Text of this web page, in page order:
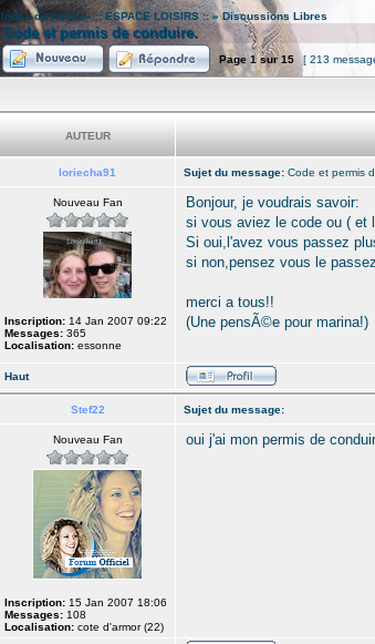
Index du forum » :: ESPACE LOISIRS ::»Discussions Libres
Code et permis de conduire.
Page1sur15 [ 213
AUTEUR
loriecha91 Sujet du message: Code et permis
Nouveau Fan
Inscription: 14 Jan 2007 09:22
Messages: 365
Localisation: essonne
Bonjour, je voudrais savoir:
si vous aviez le code ou ( et
Si oui,l'avez vous passez
si non,pensez vous le
merci a tous!!
(Une pensÃ©e pour marina!)
Haut
Stef22 Sujet du message:
Nouveau Fan
Inscription: 15 Jan 2007 18:06
Messages: 108
Localisation: cote d'armor (22)
oui j'ai mon permis de